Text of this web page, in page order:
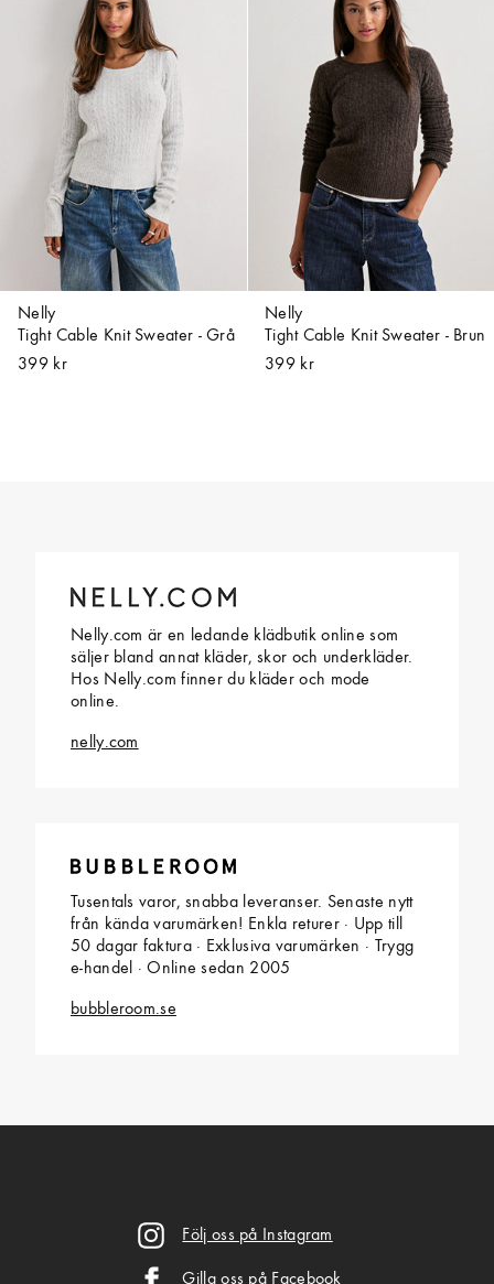
Nelly
Tight Cable Knit Sweater - Grå
399 kr
Nelly
Tight Cable Knit Sweater - Brun
399 kr
Nelly.com är en ledande klädbutik online som
säljer bland annat kläder, skor och underkläder.
Hos Nelly.com finner du kläder och mode
online.
nelly.com
Tusentals varor, snabba leveranser. Senaste nytt
från kända varumärken! Enkla returer · Upp till
50 dagar faktura · Exklusiva varumärken · Trygg
e-handel · Online sedan 2005
bubbleroom.se
Följ oss på Instagram
Gilla oss på Facebook